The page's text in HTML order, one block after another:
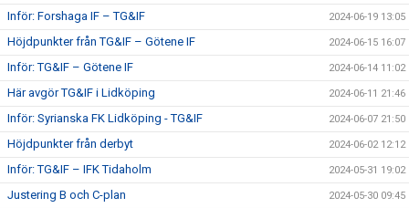
Inför: Forshaga IF – TG&IF 2024-06-19 13:05
Höjdpunkter från TG&IF – Götene IF 2024-06-15 16:07
Inför: TG&IF – Götene IF 2024-06-14 11:02
Här avgör TG&IF i Lidköping 2024-06-11 21:46
Inför: Syrianska FK Lidköping - TG&IF 2024-06-07 21:50
Höjdpunkter från derbyt 2024-06-02 12:12
Inför: TG&IF – IFK Tidaholm 2024-05-31 19:02
Justering B och C-plan 2024-05-30 09:45